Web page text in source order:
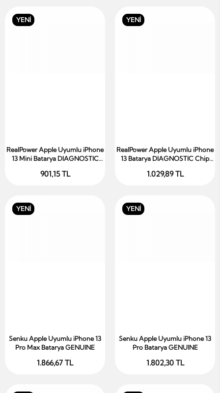
YENİ
Sepete Ekle
RealPower Apple Uyumlu iPhone
13 Mini Batarya DIAGNOSTIC
Güçlendirilmiş Pil
901,15 TL
YENİ
Sepete Ekle
RealPower Apple Uyumlu iPhone
13 Batarya DIAGNOSTIC Chip
Güçlendirilmiş Pil
1.029,89 TL
YENİ
Sepete Ekle
Senku Apple Uyumlu iPhone 13
Pro Max Batarya GENUINE
1.866,67 TL
YENİ
Sepete Ekle
Senku Apple Uyumlu iPhone 13
Pro Batarya GENUINE
1.802,30 TL